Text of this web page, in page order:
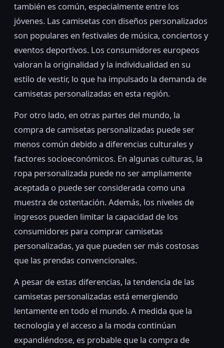
también es común, especialmente entre los
jóvenes. Las camisetas con diseños personalizados
son populares en festivales de música, conciertos y
eventos deportivos. Los consumidores europeos
valoran la originalidad y la individualidad en su
estilo de vestir, lo que ha impulsado la demanda de
camisetas personalizadas en esta región.
Por otro lado, en otras partes del mundo, la
compra de camisetas personalizadas puede ser
menos común debido a diferencias culturales y
factores socioeconómicos. En algunas culturas, la
ropa personalizada puede no ser ampliamente
aceptada o puede ser considerada como una
muestra de ostentación. Además, los niveles de
ingresos pueden limitar la capacidad de los
consumidores para comprar camisetas
personalizadas, ya que pueden ser más costosas
que las prendas convencionales.
A pesar de estas diferencias, la tendencia de las
camisetas personalizadas está emergiendo
lentamente en todo el mundo. A medida que la
tecnología y el acceso a la moda continúan
expandiéndose, es probable que la compra de